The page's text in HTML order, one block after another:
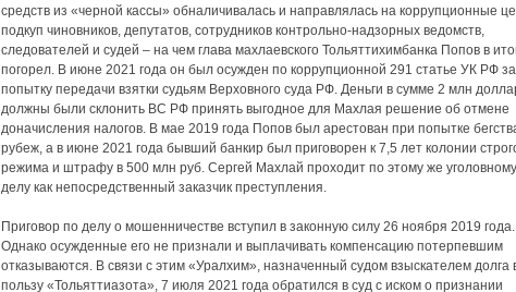
средств из «черной кассы» обналичивалась и направлялась на коррупционные
подкуп чиновников, депутатов, сотрудников контрольно-надзорных ведомств,
следователей и судей – на чем глава махлаевского Тольяттихимбанка Попов в
погорел. В июне 2021 года он был осужден по коррупционной 291 статье УК РФ за
попытку передачи взятки судьям Верховного суда РФ. Деньги в сумме 2 млн
должны были склонить ВС РФ принять выгодное для Махлая решение об отмене
доначисления налогов. В мае 2019 года Попов был арестован при попытке
рубеж, а в июне 2021 года бывший банкир был приговорен к 7,5 лет колонии
режима и штрафу в 500 млн руб. Сергей Махлай проходит по этому же уголовному
делу как непосредственный заказчик преступления.
Приговор по делу о мошенничестве вступил в законную силу 26 ноября 2019 года.
Однако осужденные его не признали и выплачивать компенсацию потерпевшим
отказываются. В связи с этим «Уралхим», назначенный судом взыскателем долга
пользу «Тольяттиазота», 7 июля 2021 года обратился в суд с иском о признании